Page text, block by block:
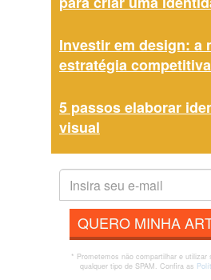
Investir em design: a
estratégia competitiva
5 passos elaborar
visual
QUERO MINHA
* Prometemos não compartilhar e utilizar
qualquer tipo de SPAM. Confira as